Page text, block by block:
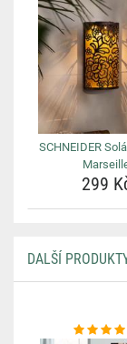
SCHNEIDER
299
DALŠÍ